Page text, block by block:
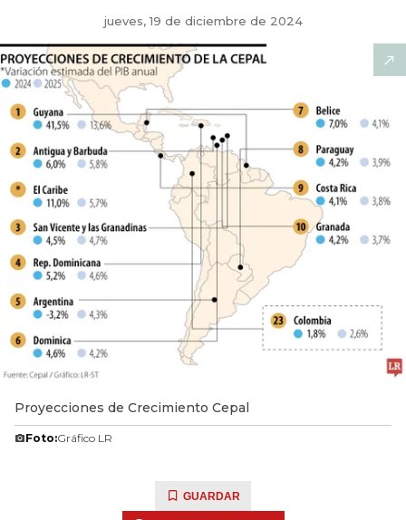
jueves, 19 de diciembre de 2024
Proyecciones de Crecimiento Cepal
Foto:Gráfico LR
GUARDAR